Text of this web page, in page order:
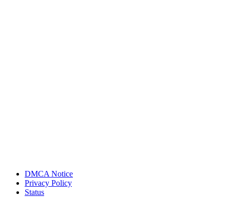
DMCA Notice
Privacy Policy
Status